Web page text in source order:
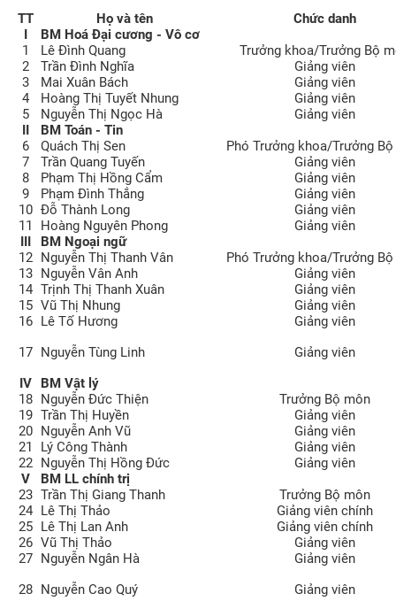
ĐẢM BẢO CHẤT LƯỢNG
KHOA HỌC CÔNG NGHỆ
HTQT
CỰU NGƯỜI HỌC
TT Họ và tên
Chức danh
I
BM Hoá Đại cương - Vô cơ
1
Lê Đình Quang
Trưởng khoa/Trưởng Bộ
2
Trần Đình Nghĩa
Giảng viên
3
Mai Xuân Bách
Giảng viên
4
Hoàng Thị Tuyết Nhung
Giảng viên
5
Nguyễn Thị Ngọc Hà
Giảng viên
II
BM Toán - Tin
6
Quách Thị Sen
Phó Trưởng khoa/Trưởng
7
Trần Quang Tuyến
Giảng viên
8
Phạm Thị Hồng Cẩm
Giảng viên
9
Phạm Đình Thắng
Giảng viên
10 Đỗ Thành Long
Giảng viên
11
Hoàng Nguyên Phong
Giảng viên
III
BM Ngoại ngữ
12 Nguyễn Thị Thanh Vân
Phó Trưởng khoa/Trưởng
13 Nguyễn Vân Anh
Giảng viên
14 Trịnh Thị Thanh Xuân
Giảng viên
15 Vũ Thị Nhung
Giảng viên
16 Lê Tố Hương
Giảng viên
17 Nguyễn Tùng Linh
Giảng viên
IV
BM Vật lý
18 Nguyễn Đức Thiện
Trưởng Bộ môn
19 Trần Thị Huyền
Giảng viên
20 Nguyễn Anh Vũ
Giảng viên
21
Lý Công Thành
Giảng viên
22 Nguyễn Thị Hồng Đức
Giảng viên
V
BM LL chính trị
23 Trần Thị Giang Thanh
Trưởng Bộ môn
24 Lê Thị Thảo
Giảng viên chính
25 Lê Thị Lan Anh
Giảng viên chính
26 Vũ Thị Thảo
Giảng viên
27 Nguyễn Ngân Hà
Giảng viên
28 Nguyễn Cao Quý
Giảng viên